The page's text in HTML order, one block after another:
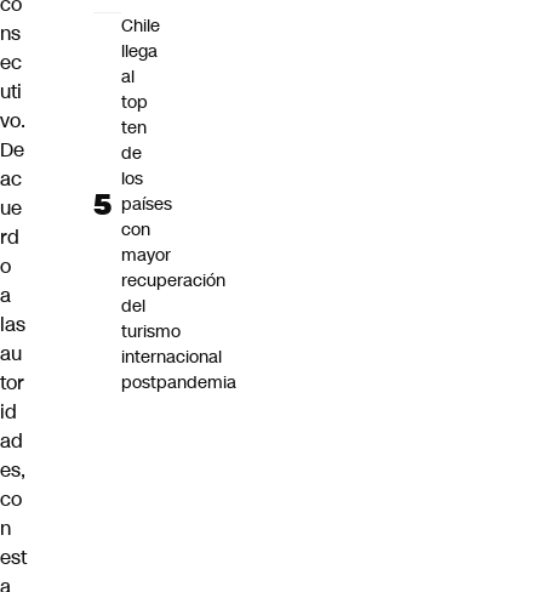
ns
ec
uti
vo.
De
ac
ue
rd
o
a
las
au
tor
id
ad
es,
co
n
est
a
Chile
llega
al
top
ten
de
los
países
con
mayor
recuperación
del
turismo
internacional
postpandemia